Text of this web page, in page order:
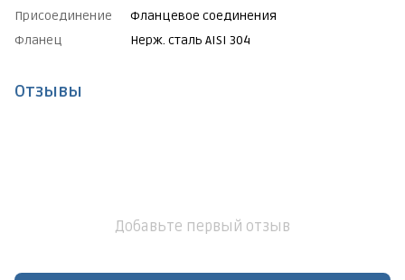
Присоединение
Фланцевое соединения
Фланец
Нерж. сталь AISI 304
Отзывы
Добавьте первый отзыв